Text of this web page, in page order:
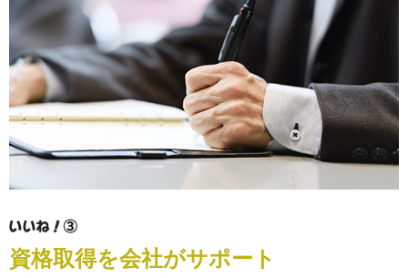
資格取得を会社がサポート